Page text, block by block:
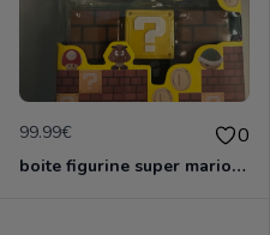
99.99€ 0
boite figurine super mario shfiguarts nruve blister